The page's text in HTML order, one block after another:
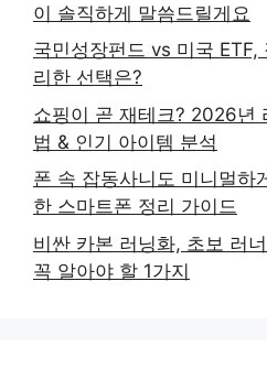
이 솔직하게 말씀드릴게요
국민성장펀드 vs 미국 ETF,
리한 선택은?
쇼핑이 곧 재테크? 2026년
법 & 인기 아이템 분석
폰 속 잡동사니도 미니멀하
한 스마트폰 정리 가이드
비싼 카본 러닝화, 초보 러
꼭 알아야 할 1가지